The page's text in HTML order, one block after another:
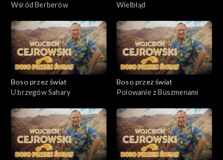
Wśród Berberów
Wielbłąd
Boso przez świat
U brzegów Sahary
Boso przez świat
Polowanie z Buszmenami